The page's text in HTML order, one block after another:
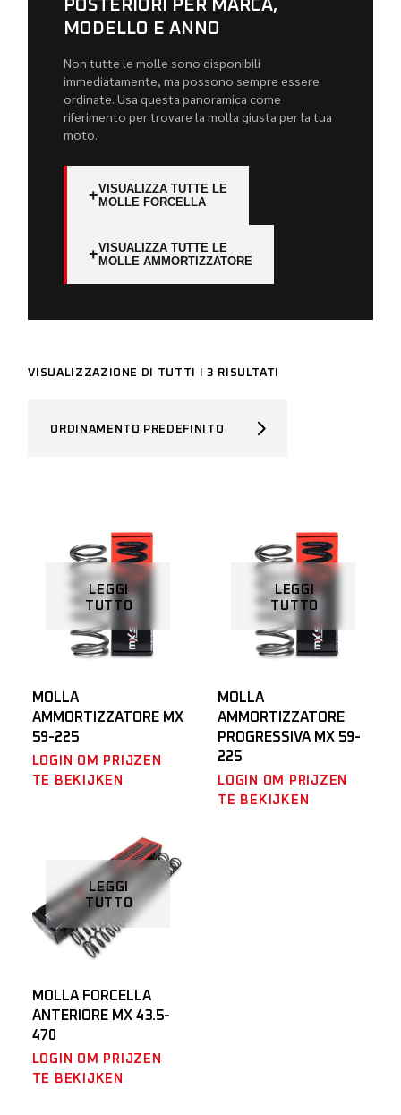
POSTERIORI PER MARCA,
MODELLO E ANNO
Non tutte le molle sono disponibili
immediatamente, ma possono sempre essere
ordinate. Usa questa panoramica come
riferimento per trovare la molla giusta per la tua
moto.
+VISUALIZZA TUTTE LE
MOLLE FORCELLA
+VISUALIZZA TUTTE LE
MOLLE AMMORTIZZATORE
VISUALIZZAZIONE DI TUTTI I 3 RISULTATI
ORDINAMENTO PREDEFINITO
LEGGI
TUTTO
MOLLA
AMMORTIZZATORE MX
59-225
LOGIN OM PRIJZEN
TE BEKIJKEN
LEGGI
TUTTO
MOLLA
AMMORTIZZATORE
PROGRESSIVA MX 59-
225
LOGIN OM PRIJZEN
TE BEKIJKEN
LEGGI
TUTTO
MOLLA FORCELLA
ANTERIORE MX 43.5-
470
LOGIN OM PRIJZEN
TE BEKIJKEN